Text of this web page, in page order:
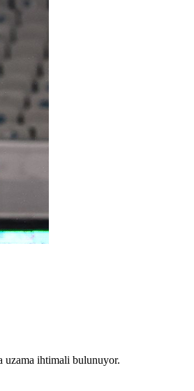
uzama ihtimali bulunuyor.